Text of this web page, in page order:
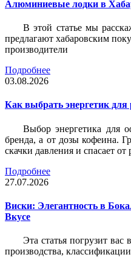
Алюминиевые лодки в
В этой статье мы
предлагают хабаровским
производители
Подробнее
03.08.2026
Как выбрать энергетик для
Выбор энергетика для
бренда, а от дозы кофеина.
скачки давления и спасает от
Подробнее
27.07.2026
Виски: Элегантность в
Вкусе
Эта статья погрузит
производства,